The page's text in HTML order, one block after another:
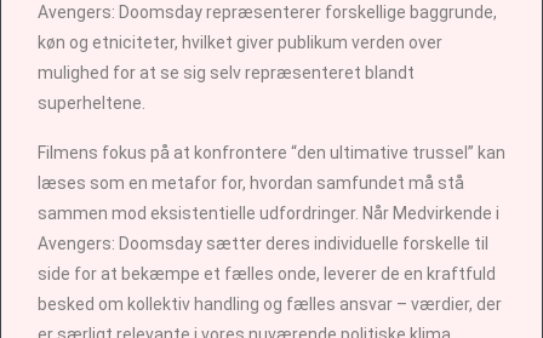
Avengers: Doomsday repræsenterer forskellige baggrunde,
køn og etniciteter, hvilket giver publikum verden over
mulighed for at se sig selv repræsenteret blandt
superheltene.
Filmens fokus på at konfrontere “den ultimative trussel” kan
læses som en metafor for, hvordan samfundet må stå
sammen mod eksistentielle udfordringer. Når Medvirkende i
Avengers: Doomsday sætter deres individuelle forskelle til
side for at bekæmpe et fælles onde, leverer de en kraftfuld
besked om kollektiv handling og fælles ansvar – værdier, der
er særligt relevante i vores nuværende politiske klima.